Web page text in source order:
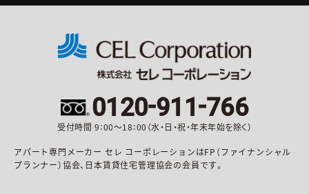
0120-911 -766
受付時間 9：00〜18：00（水・日・祝・年末年始を除く）
アパート専門メーカー セレ コーポレーションはFP（ファイナンシャル
プランナー）協会、日本賃貸住宅管理協会の会員です。